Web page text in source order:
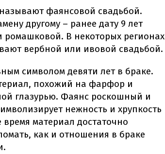
фаянсовой свадьбой.
другому – ранее дату 9 лет
В некоторых регионах
вербной или ивовой свадьбой.
символом девяти лет в браке.
похожий на фарфор и
глазурью. Фаянс роскошный и
нежность и хрупкость
материал достаточно
как и отношения в браке